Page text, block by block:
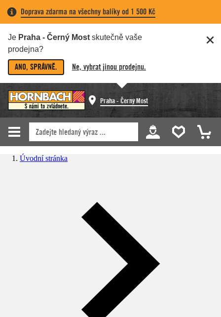
Doprava zdarma na všechny balíky od 1 500 Kč
Je Praha - Černý Most skutečně vaše
prodejna?
ANO, SPRÁVNĚ. Ne, vybrat jinou prodejnu.
Praha - Černý Most
Úvodní stránka